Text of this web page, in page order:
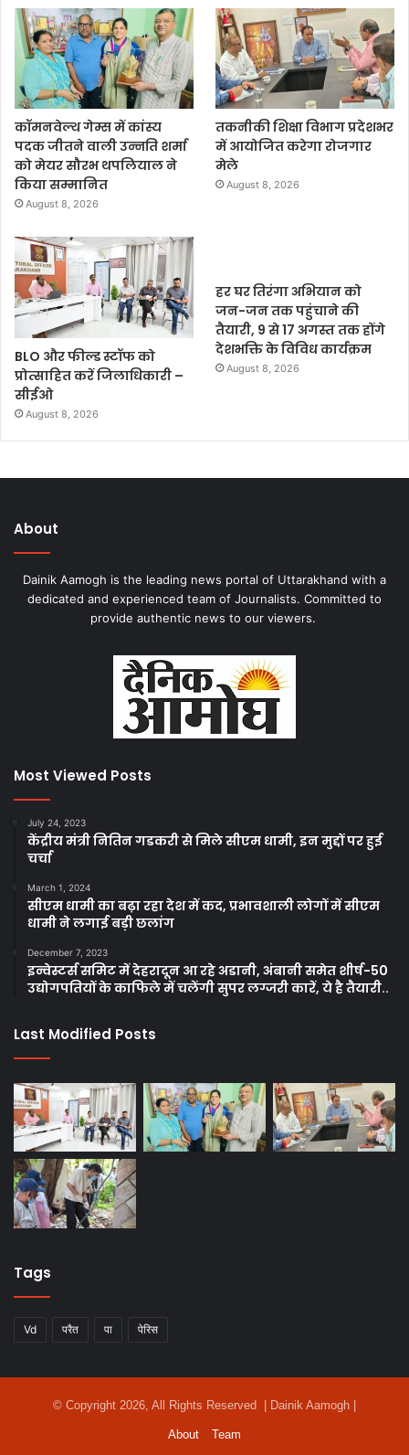
कॉमनवेल्थ गेम्स में कांस्य
पदक जीतने वाली उन्नति शर्मा
को मेयर सौरभ थपलियाल ने
किया सम्मानित
August 8, 2026
तकनीकी शिक्षा विभाग प्रदेशभर
में आयोजित करेगा रोजगार
मेले
August 8, 2026
BLO और फील्ड स्टॉफ को
प्रोत्साहित करें जिलाधिकारी –
सीईओ
August 8, 2026
हर घर तिरंगा अभियान को
जन-जन तक पहुंचाने की
तैयारी, 9 से 17 अगस्त तक होंगे
देशभक्ति के विविध कार्यक्रम
August 8, 2026
About
Dainik Aamogh is the leading news portal of Uttarakhand with a
dedicated and experienced team of Journalists. Committed to
provide authentic news to our viewers.
Most Viewed Posts
July 24, 2023
केंद्रीय मंत्री नितिन गडकरी से मिले सीएम धामी, इन मुद्दों पर हुई
चर्चा
March 1, 2024
सीएम धामी का बढ़ा रहा देश में कद, प्रभावशाली लोगों में सीएम
धामी ने लगाई बड़ी छलांग
December 7, 2023
इन्वेस्टर्स समिट में देहरादून आ रहे अडानी, अंबानी समेत शीर्ष-50
उद्योगपतियों के काफिले में चलेंगी सुपर लग्जरी कारें, ये है तैयारी..
Last Modified Posts
Tags
Vd परैत पा पेरिस
© Copyright 2026, All Rights Reserved | Dainik Aamogh |
About Team